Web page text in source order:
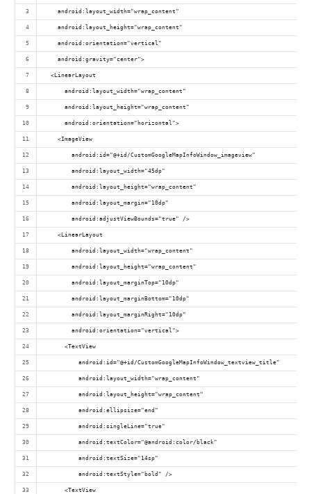
    android:layout_width="wrap_content"
    android:layout_height="wrap_content"
    android:orientation="vertical"
    android:gravity="center">
  <LinearLayout
      android:layout_width="wrap_content"
      android:layout_height="wrap_content"
      android:orientation="horizontal">
    <ImageView
        android:id="@+id/CustomGoogleMapInfoWindow_imageview"
        android:layout_width="45dp"
        android:layout_height="wrap_content"
        android:layout_margin="10dp"
        android:adjustViewBounds="true" />
    <LinearLayout
        android:layout_width="wrap_content"
        android:layout_height="wrap_content"
        android:layout_marginTop="10dp"
        android:layout_marginBottom="10dp"
        android:layout_marginRight="10dp"
        android:orientation="vertical">
      <TextView
          android:id="@+id/CustomGoogleMapInfoWindow_textview_title"
          android:layout_width="wrap_content"
          android:layout_height="wrap_content"
          android:ellipsize="end"
          android:singleLine="true"
          android:textColor="@android:color/black"
          android:textSize="14sp"
          android:textStyle="bold" />
      <TextView